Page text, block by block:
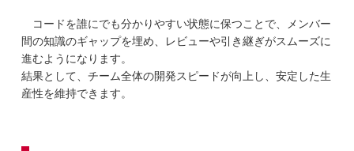
コードを誰にでも分かりやすい状態に保つことで、メンバー
間の知識のギャップを埋め、レビューや引き継ぎがスムーズに
進むようになります。
結果として、チーム全体の開発スピードが向上し、安定した生
産性を維持できます。